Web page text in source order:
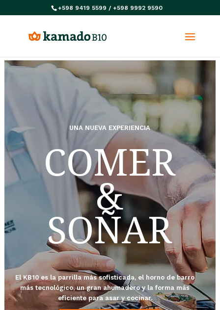
+598 9419 5599 / +598 9992 9590
COMER
&
SOÑAR
UNA NUEVA EXPERIENCIA
El KB10 es la parrilla más sofisticada, el horno de barro
más tecnológico, un gran ahumadero y la forma más
eficiente para asar y cocinar.